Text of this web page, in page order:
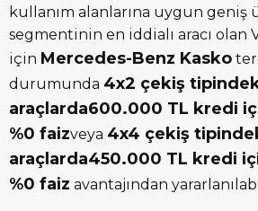
kullanım alanlarına uygun geniş
segmentinin en iddialı aracı olan
için Mercedes-Benz Kasko
durumunda 4x2 çekiş
araçlarda600.000 TL kredi
%0 faizveya 4x4 çekiş
araçlarda450.000 TL kredi
%0 faiz avantajından